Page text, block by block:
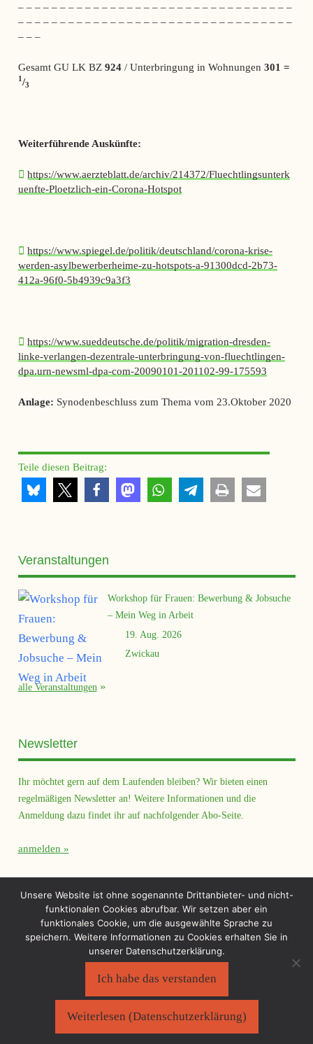
– – – – – – – – – – – – – – – – – – – – – – – – – – – – – – – – –
– – – – – – – – – – – – – – – – – – – – – – – – – – – – – – – – –
– – –
Gesamt GU LK BZ 924 / Unterbringung in Wohnungen 301 =
1 /3
Weiterführende Auskünfte:
https://www.aerzteblatt.de/archiv/214372/Fluechtlingsunterk
uenfte-Ploetzlich-ein-Corona-Hotspot
https://www.spiegel.de/politik/deutschland/corona-krise-
werden-asylbewerberheime-zu-hotspots-a-91300dcd-2b73-
412a-96f0-5b4939c9a3f3
https://www.sueddeutsche.de/politik/migration-dresden-
linke-verlangen-dezentrale-unterbringung-von-fluechtlingen-
dpa.urn-newsml-dpa-com-20090101-201102-99-175593
Anlage: Synodenbeschluss zum Thema vom 23.Oktober 2020
Teile diesen Beitrag:
Veranstaltungen
Workshop für Frauen: Bewerbung & Jobsuche
– Mein Weg in Arbeit
19. Aug. 2026
Zwickau
alle Veranstaltungen
Newsletter
Ihr möchtet gern auf dem Laufenden bleiben? Wir bieten einen
regelmäßigen Newsletter an! Weitere Informationen und die
Anmeldung dazu findet ihr auf nachfolgender Abo-Seite.
anmelden
Unsere Website ist ohne sogenannte Drittanbieter- und nicht-
funktionalen Cookies abrufbar. Wir setzen aber ein
funktionales Cookie, um die ausgewählte Sprache zu
speichern. Weitere Informationen zu Cookies erhalten Sie in
unserer Datenschutzerklärung.
Ich habe das verstanden
Weiterlesen (Datenschutzerklärung)